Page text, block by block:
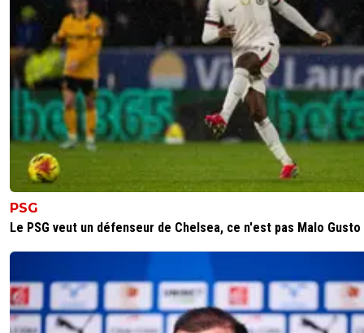
PSG
Le PSG veut un défenseur de Chelsea, ce n'est pas Malo Gusto